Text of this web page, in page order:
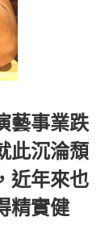
藝事業跌
此沉淪頹
近年來也
精實健